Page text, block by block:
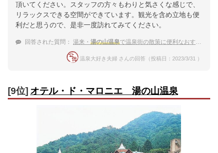
頂いてください。スタッフの方々もわりと気さくな感じで、
リラックスできる空間ができています。観光を含め立地も便
利だと思うので、是非一度訪れてみてください。
回答された質問： 湯来・ 湯の山温泉で温泉街の散策に便利なおすすめの宿は？
温泉大好き夫婦 さんの回答（投稿日：2023/3/31 ）
[9位] オテル・ド・マロニエ 湯の山温泉